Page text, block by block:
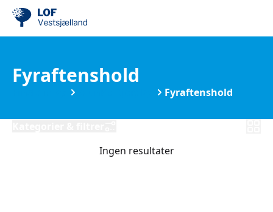
Fyraftenshold
Fyraftenshold
Ingen resultater